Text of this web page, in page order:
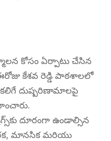
కోసం ఏర్పాటు చేసిన
కేశవ రెడ్డి పాఠశాలలో
కలిగే దుష్పరిణామాలపై
దూరంగా ఉండాల్సిన
మానసిక మరియు